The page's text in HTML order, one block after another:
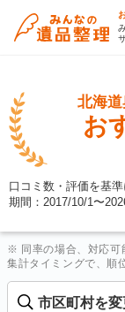
北海
お
口コミ数・評価を基
期間：2017/10/1〜
※ 同率の場合、対応可
集計タイミングで、順
市区町村を変